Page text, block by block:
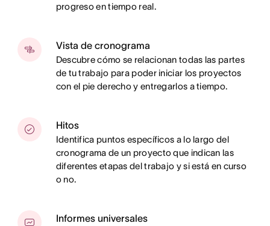
progreso en tiempo real.
Vista de cronograma
Descubre cómo se relacionan todas las partes
de tu trabajo para poder iniciar los proyectos
con el pie derecho y entregarlos a tiempo.
Hitos
Identifica puntos específicos a lo largo del
cronograma de un proyecto que indican las
diferentes etapas del trabajo y si está en curso
o no.
Informes universales